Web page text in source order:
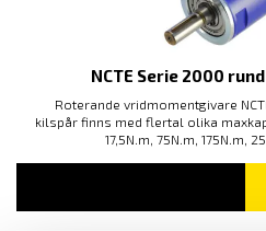
NCTE Serie 2000
Roterande vridmomentgivare
kilspår finns med flertal olika
17,5N.m, 75N.m, 175N.m,